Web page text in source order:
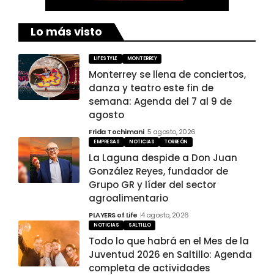
Lo más visto
LIFESTYLE MONTERREY
Monterrey se llena de conciertos,
danza y teatro este fin de
semana: Agenda del 7 al 9 de
agosto
Frida Tochimani 5 agosto, 2026
EMPRESAS NOTICIAS TORREÓN
La Laguna despide a Don Juan
González Reyes, fundador de
Grupo GR y líder del sector
agroalimentario
PLAYERS of Life 4 agosto, 2026
NOTICIAS SALTILLO
Todo lo que habrá en el Mes de la
Juventud 2026 en Saltillo: Agenda
completa de actividades